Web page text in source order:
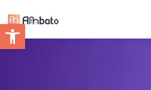
Abrir barra de